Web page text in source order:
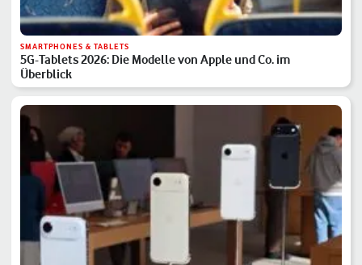
SMARTPHONES & TABLETS
5G-Tablets 2026: Die Modelle von Apple und Co. im
Überblick